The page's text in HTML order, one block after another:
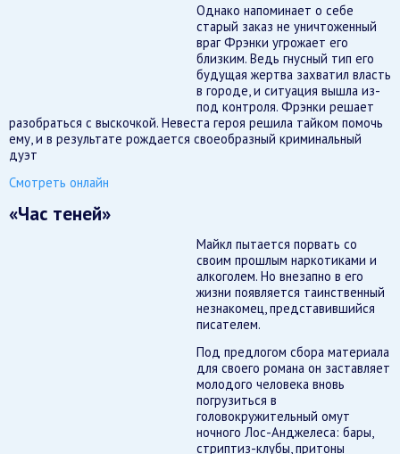
Однако напоминает о себе
старый заказ не уничтоженный
враг Фрэнки угрожает его
близким. Ведь гнусный тип его
будущая жертва захватил власть
в городе, и ситуация вышла из-
под контроля. Фрэнки решает
разобраться с выскочкой. Невеста героя решила тайком помочь
ему, и в результате рождается своеобразный криминальный
дуэт
Смотреть онлайн
«Час теней»
Майкл пытается порвать со
своим прошлым наркотиками и
алкоголем. Но внезапно в его
жизни появляется таинственный
незнакомец, представившийся
писателем.
Под предлогом сбора материала
для своего романа он заставляет
молодого человека вновь
погрузиться в
головокружительный омут
ночного Лос-Анджелеса: бары,
стриптиз-клубы, притоны